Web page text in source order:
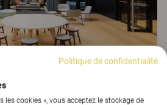
Politique de confidentialité
les cookies », vous acceptez le stockage de